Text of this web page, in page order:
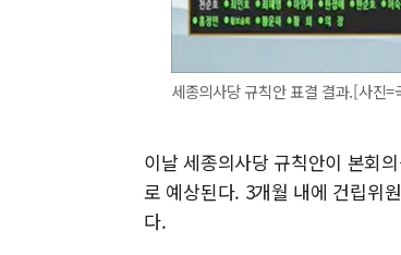
세종의사당 규칙안 표결 결과.[사
이날 세종의사당 규칙안이 본회
로 예상된다. 3개월 내에 건립위
다.